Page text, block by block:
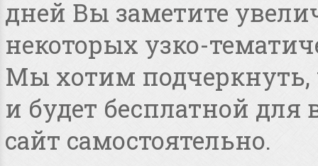
дней Вы заметите
некоторых узко-
Мы хотим подчеркнуть,
и будет бесплатной
сайт самостоятельно.